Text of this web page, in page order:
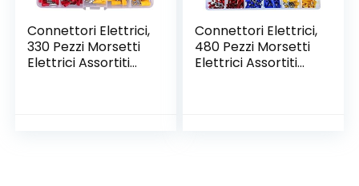
Connettori Elettrici,
330 Pezzi Morsetti
Elettrici Assortiti
Connettori Elettrici,
480 Pezzi Morsetti
Elettrici Assortiti